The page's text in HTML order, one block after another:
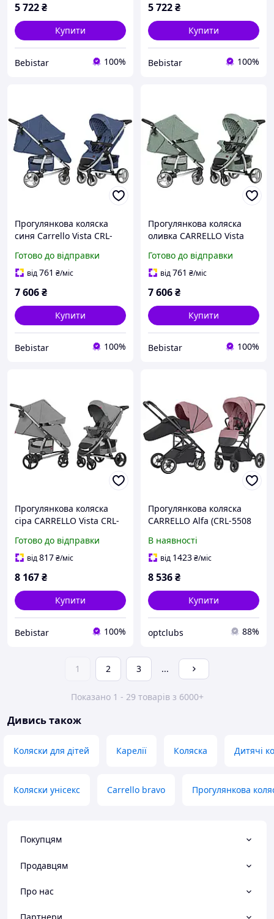
5 722₴
Купити
Bebistar 100%
5 722₴
Купити
Bebistar 100%
Прогулянкова коляска
синя Carrello Vista CRL-
Готово до відправки
від761 ₴/міс
7 606₴
Купити
Bebistar 100%
Прогулянкова коляска
оливка CARRELLO Vista
Готово до відправки
від761 ₴/міс
7 606₴
Купити
Bebistar 100%
Прогулянкова коляска
сіра CARRELLO Vista CRL-
Готово до відправки
від817₴/міс
8 167₴
Купити
Bebistar 100%
Прогулянкова коляска
CARRELLO Alfa (CRL-5508
В наявності
від 1423₴/міс
8 536₴
Купити
optclubs 88%
1 2 3 ...
Показано 1 - 29 товарів з 6000+
Дивись також
Коляски для дітей Карелії Коляска Дитячі
Коляски унісекс Carrello bravo Прогулянкова
Покупцям
Продавцям
Про нас